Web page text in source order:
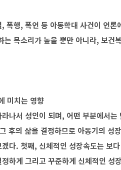
폭행, 폭언 등 아동학대 사건이 언
목소리가 높을 뿐만 아니라, 보건
미치는 영향
나서 성인이 되며, 어떤 부분에서
후의 삶을 결정하므로 아동기의 성
다. 첫째, 신체적인 성장속도는 보
하게 그리고 꾸준하게 신체적인 성